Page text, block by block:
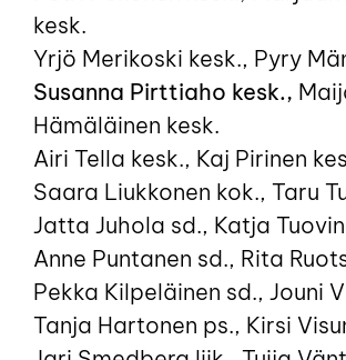
kesk.
Yrjö Merikoski kesk., Pyry
Susanna Pirttiaho kesk.,
Hämäläinen kesk.
Airi Tella kesk., Kaj Pirinen
Saara Liukkonen kok., Taru
Jatta Juhola sd., Katja
Anne Puntanen sd., Rita
Pekka Kilpeläinen sd., Jouni
Tanja Hartonen ps., Kirsi